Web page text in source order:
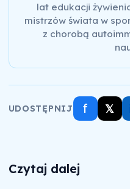
lat edukacji
mistrzów świata w
z chorobą
UDOSTĘPNIJ f 𝕏
Czytaj dalej